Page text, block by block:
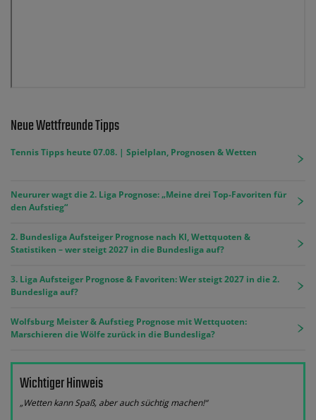
Neue Wettfreunde Tipps
Tennis Tipps heute 07.08. | Spielplan, Prognosen & Wetten
Neururer wagt die 2. Liga Prognose: „Meine drei Top-Favoriten für
den Aufstieg“
2. Bundesliga Aufsteiger Prognose nach KI, Wettquoten &
Statistiken – wer steigt 2027 in die Bundesliga auf?
3. Liga Aufsteiger Prognose & Favoriten: Wer steigt 2027 in die 2.
Bundesliga auf?
Wolfsburg Meister & Aufstieg Prognose mit Wettquoten:
Marschieren die Wölfe zurück in die Bundesliga?
Wichtiger Hinweis
„Wetten kann Spaß, aber auch süchtig machen!“